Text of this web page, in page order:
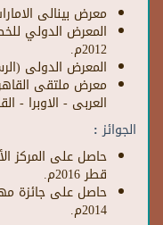
معرض بينالى الامارات
المعرض الدولي
2012م.
المعرض الدولى
معرض ملتقى
العربى - الاوبرا - القاهرة2015
الجوائز :
حاصل على المركز
قطر 2016م.
حاصل على جائزة
2014م.